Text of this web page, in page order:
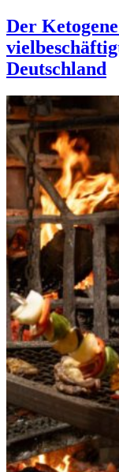
Der
Deutschland